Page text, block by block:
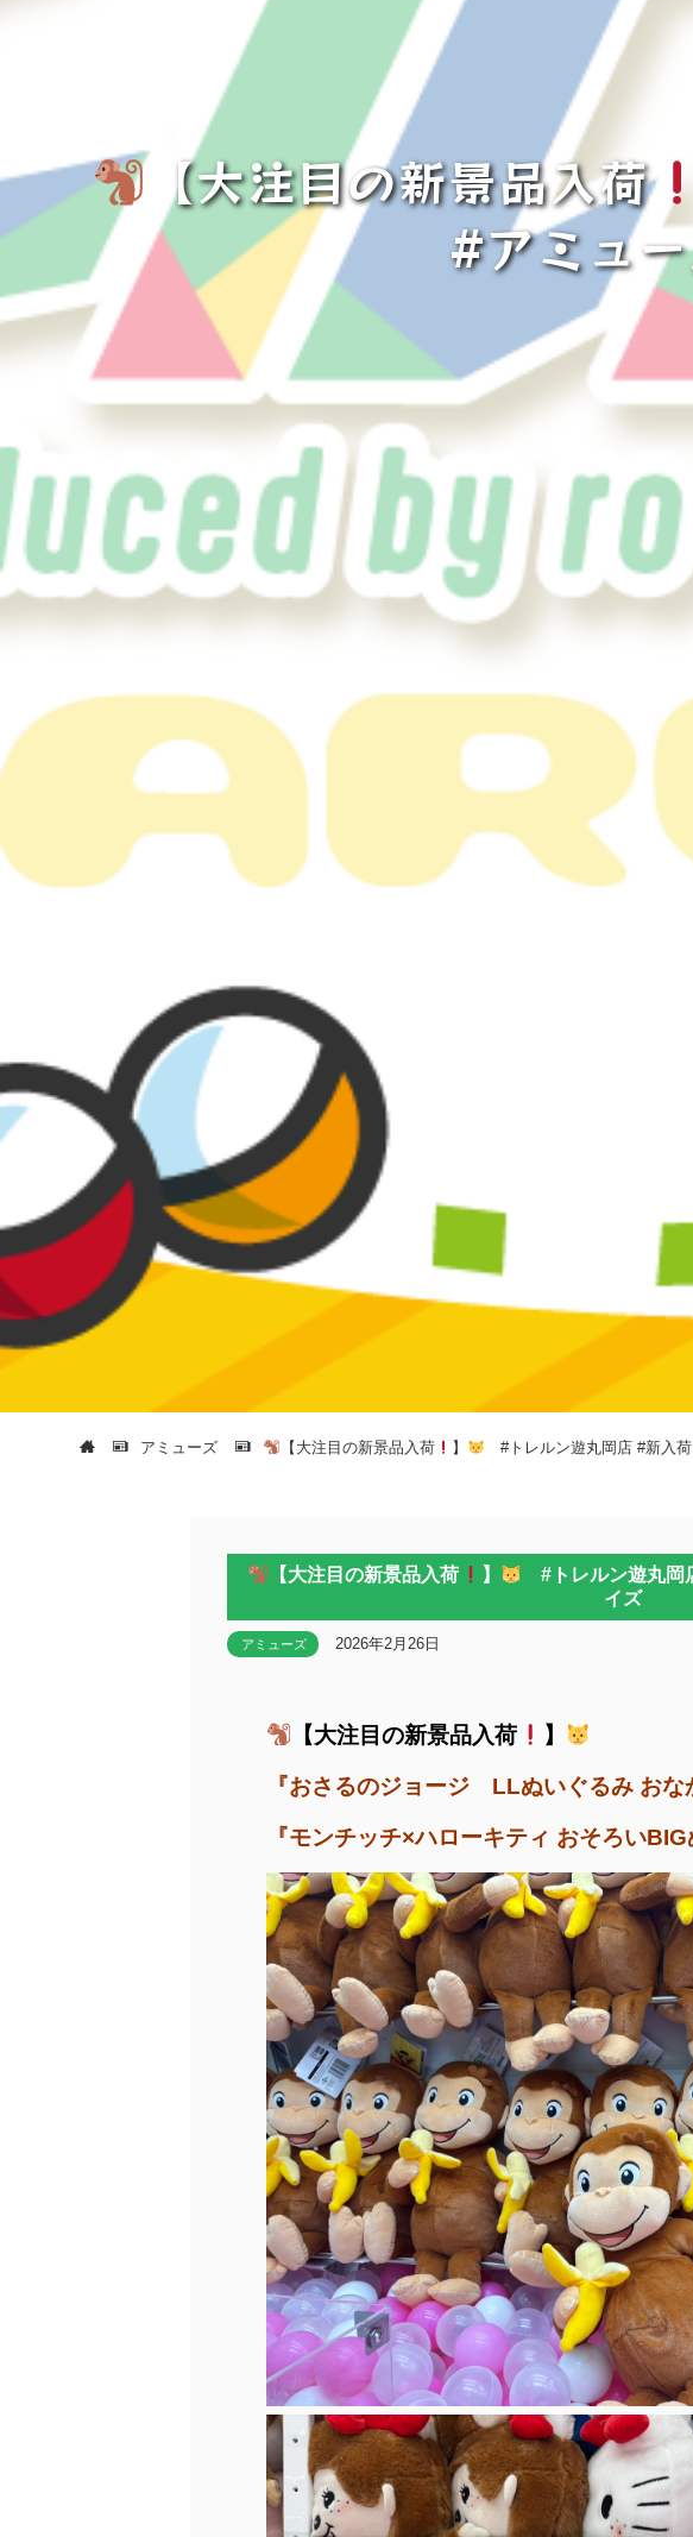
【大注目の新景品入荷
#アミュ
アミューズ 【大注目の新景品入荷 】 #トレルン遊丸岡店 #新入
【大注目の新景品入荷 】
#トレルン遊丸岡
イズ
アミューズ 2026年2月26日
【大注目の新景品入荷 】
『おさるのジョージ LLぬいぐるみ おな
『モンチッチ×ハローキティ おそろいBIG